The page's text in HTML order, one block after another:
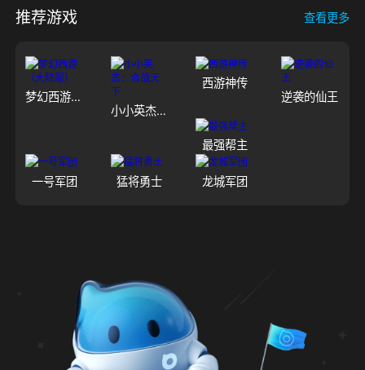
推荐游戏 查看更多
梦幻西游（大陆服）
小小英杰：合战天下
西游神传
逆袭的仙王
最强帮主
一号军团 猛将勇士 龙城军团